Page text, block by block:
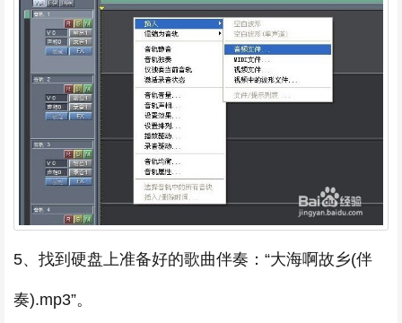
5、找到硬盘上准备好的歌曲伴奏：“大海啊故乡(伴
奏).mp3”。